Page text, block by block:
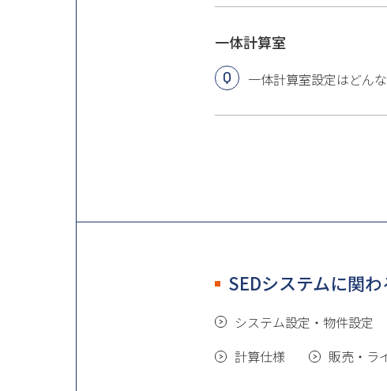
一体計算室
一体計算室設定はどん
SEDシステムに関
システム設定・物件設定
計算仕様
販売・ラ